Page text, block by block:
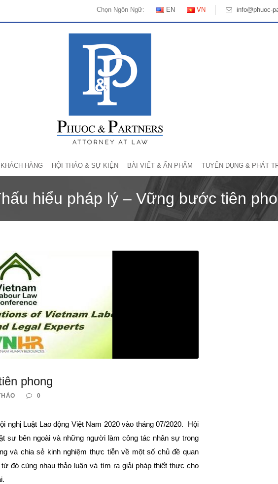
Chọn Ngôn Ngữ: EN VN info@phuoc-
KHÁCH HÀNG HỘI THẢO & SỰ KIỆN BÀI VIẾT & ẤN PHẨM TUYỂN DỤNG & PHÁT
hiểu pháp lý – Vững bước tiên
phong
0
Luật Lao động Việt Nam 2020 vào tháng 07/2020. Hội
sư bên ngoài và những người làm công tác nhân sự trong
và chia sẻ kinh nghiệm thực tiễn về một số chủ đề quan
đó cùng nhau thảo luận và tìm ra giải pháp thiết thực cho